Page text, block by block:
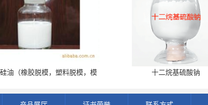
油（橡胶脱模，塑料脱模，模
十二烷基硫酸钠